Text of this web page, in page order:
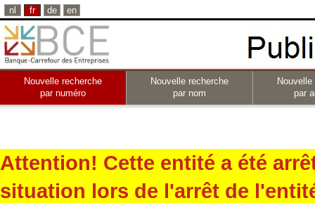
nl fr de en
Nouvelle recherche
par numéro
Nouvelle recherche
par nom
par
Attention! Cette entité a été
situation lors de l'arrêt de